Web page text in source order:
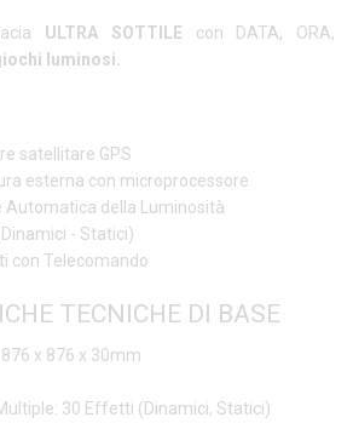
ULTRA SOTTILE con DATA, ORA,
luminosi.
satellitare GPS
esterna con microprocessore
Automatica della Luminosità
- Statici)
con Telecomando
TECNICHE DI BASE
x 876 x 30mm
30 Effetti (Dinamici, Statici)